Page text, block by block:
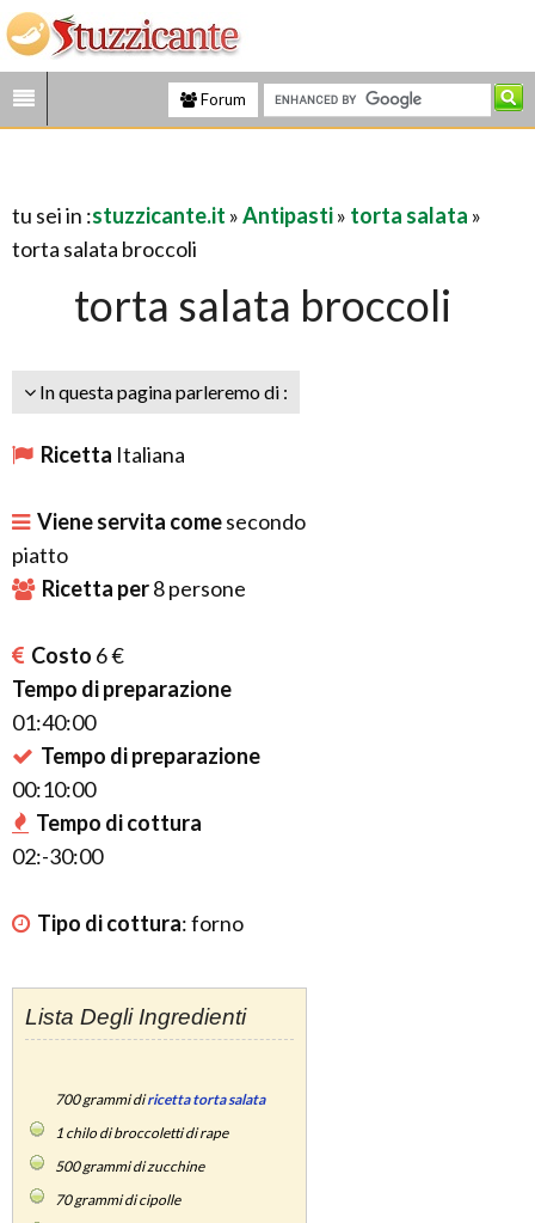
Forum
tu sei in :stuzzicante.it »Antipasti» torta salata »
torta salata broccoli
torta salata broccoli
In questa pagina parleremo di :
Ricetta Italiana
Viene servita comesecondo
piatto
Ricetta per8persone
Costo 6 €
Tempo di preparazione
01:40:00
Tempo di preparazione
00:10:00
Tempo di cottura
02:-30:00
Tipo di cottura:forno
Lista Degli Ingredienti
700 grammi diricetta torta salata
1 chilo di broccoletti di rape
500grammi di zucchine
70grammi di cipolle